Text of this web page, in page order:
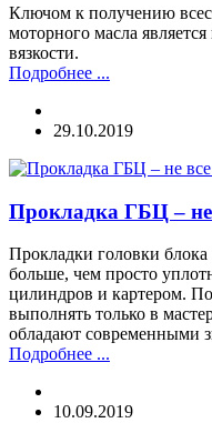
Ключом к получению
моторного масла
вязкости.
Подробнее ...
29.10.2019
Прокладка ГБЦ – не
Прокладки головки блока
больше, чем просто
цилиндров и картером.
выполнять только в
обладают современными
Подробнее ...
10.09.2019